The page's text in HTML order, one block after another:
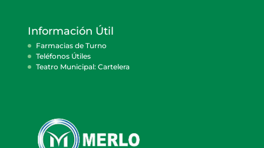
Información Útil
Farmacias de Turno
Teléfonos Útiles
Teatro Municipal: Cartelera